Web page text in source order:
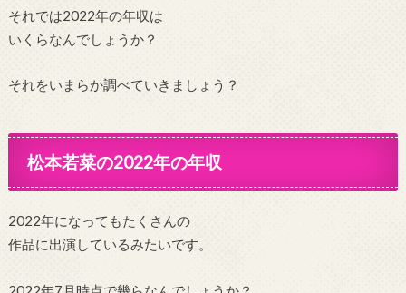
それでは2022年の年収は
いくらなんでしょうか？
それをいまらか調べていきましょう？
松本若菜の2022年の年収
2022年になってもたくさんの
作品に出演しているみたいです。